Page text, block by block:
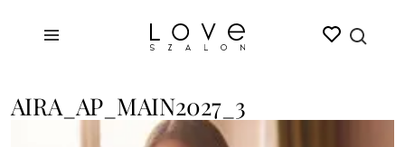
AIRA_AP_MAIN2027_3